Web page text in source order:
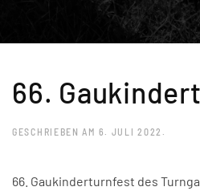
66.
GESCHRIEBEN AM 6. JULI 2022 .
66. Gaukinderturnfest des